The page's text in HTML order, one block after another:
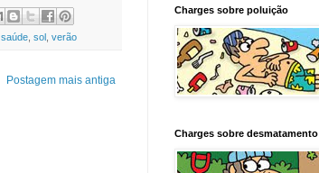
saúde, sol, verão
Postagem mais antiga
Charges sobre poluição
Charges sobre desmatamento